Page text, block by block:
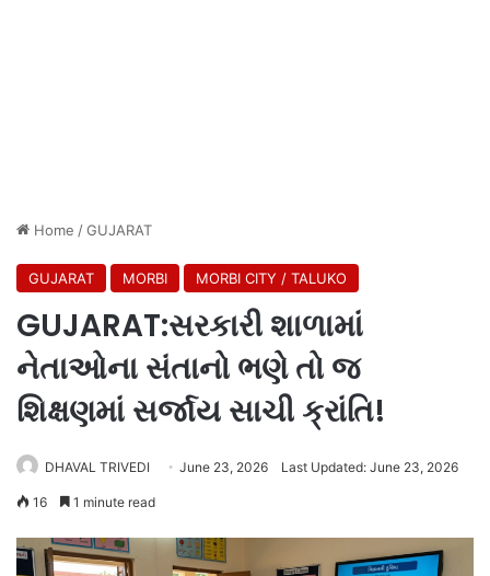
Home /GUJARAT
GUJARAT MORBI MORBI CITY / TALUKO
GUJARAT:સરકારી શાળામાં
નેતાઓના સંતાનો ભણે તો જ
શિક્ષણમાં સર્જાય સાચી ક્રાંતિ!
DHAVAL TRIVEDI June 23, 2026 Last Updated: June 23, 2026
16 1 minute read